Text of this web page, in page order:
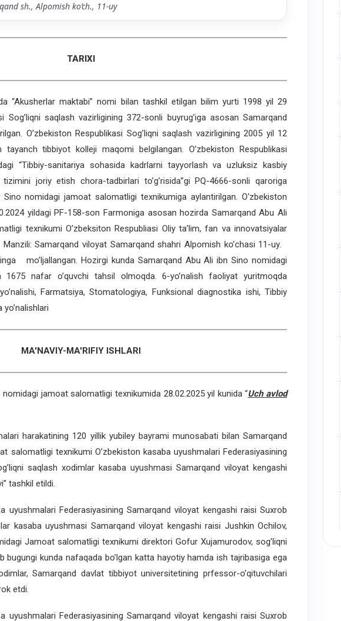
sh., Alpomish ko’ch., 11-uy
TARIXI
maktabi” nomi bilan tashkil etilgan bilim yurti 1998 yil 29
Sog’liqni saqlash vazirligining 372-sonli buyrug’iga asosan Samarqand
O’zbekiston Respublikasi Sog’liqni saqlash vazirligining 2005 yil 12
tayanch tibbiyot kolleji maqomi belgilangan. O’zbekiston Respublikasi
“Tibbiy-sanitariya sohasida kadrlarni tayyorlash va uzluksiz kasbiy
joriy etish chora-tadbirlari to’g’risida”gi PQ-4666-sonli qaroriga
nomidagi jamoat salomatligi texnikumiga aylantirilgan. O‘zbekiston
yildagi PF-158-son Farmoniga asosan hozirda Samarqand Abu Ali
texnikumi O’zbeksiton Respubliasi Oliy ta’lim, fan va innovatsiyalar
Samarqand viloyat Samarqand shahri Alpomish ko’chasi 11-uy.
mo’ljallangan. Hozirgi kunda Samarqand Abu Ali ibn Sino nomidagi
1675 nafar o’quvchi tahsil olmoqda. 6-yo’nalish faoliyat yuritmoqda
Farmatsiya, Stomatologiya, Funksional diagnostika ishi, Tibbiy
MA'NAVIY-MA'RIFIY ISHLARI
jamoat salomatligi texnikumida 28.02.2025 yil kunida “Uch avlod
harakatining 120 yillik yubiley bayrami munosabati bilan Samarqand
salomatligi texnikumi O’zbekiston kasaba uyushmalari Federasiyasining
saqlash xodimlar kasaba uyushmasi Samarqand viloyat kengashi
tashkil etildi.
Federasiyasining Samarqand viloyat kengashi raisi Suxrob
kasaba uyushmasi Samarqand viloyat kengashi raisi Jushkin Ochilov,
Jamoat salomatligi texnikumi direktori Gofur Xujamurodov, sog’liqni
bugungi kunda nafaqada bo’lgan katta hayotiy hamda ish tajribasiga ega
Samarqand davlat tibbiyot universitetining prfessor-o’qituvchilari
etdi.
Federasiyasining Samarqand viloyat kengashi raisi Suxrob